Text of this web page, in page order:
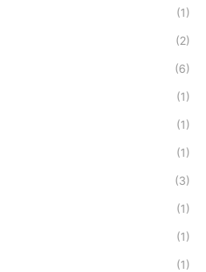
(1)
(2)
(6)
(1)
(1)
(1)
(3)
(1)
(1)
(1)